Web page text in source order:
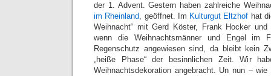
der 1. Advent. Gestern haben zahlreiche
im Rheinland, geöffnet. Im Kulturgut Eltzhof hat
Weihnacht“ mit Gerd Köster, Frank Hocker
wenn die Weihnachtsmänner und Engel im
Regenschutz angewiesen sind, da bleibt kein
„heiße Phase“ der besinnlichen Zeit. Wir
Weihnachtsdekoration angebracht. Un nun –